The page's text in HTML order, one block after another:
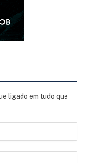
ligado em tudo que